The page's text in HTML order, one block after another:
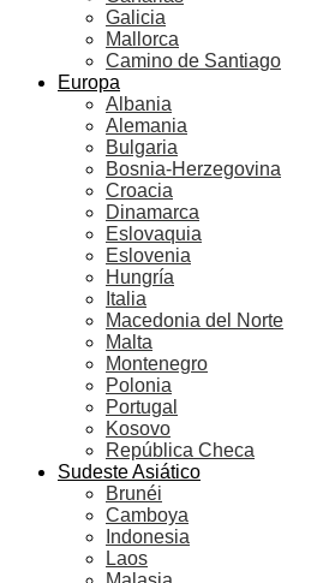
Galicia
Mallorca
Camino de Santiago
Europa
Albania
Alemania
Bulgaria
Bosnia-Herzegovina
Croacia
Dinamarca
Eslovaquia
Eslovenia
Hungría
Italia
Macedonia del Norte
Malta
Montenegro
Polonia
Portugal
Kosovo
República Checa
Sudeste Asiático
Brunéi
Camboya
Indonesia
Laos